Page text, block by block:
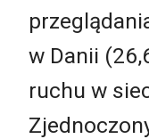
w Danii
ruchu w